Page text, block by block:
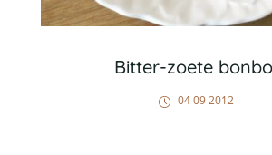
Bitter-zoete
04 09 2012